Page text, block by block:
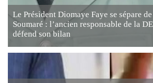
Le Président Diomaye Faye se sépare
Soumaré : l’ancien responsable de la
défend son bilan